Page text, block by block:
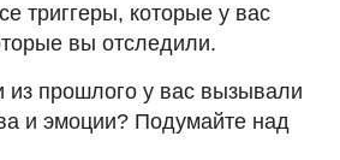
триггеры, которые у вас
вы отследили.
из прошлого у вас вызывали
и эмоции? Подумайте над